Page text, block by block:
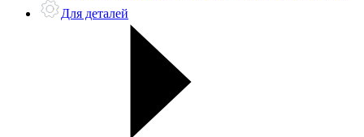
Для деталей